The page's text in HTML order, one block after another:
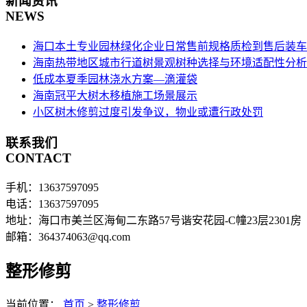
NEWS
海口本土专业园林绿化企业日常售前规格质检到售后装
海南热带地区城市行道树景观树种选择与环境适配性分析
低成本夏季园林浇水方案—滴灌袋
海南冠平大树木移植施工场景展示
小区树木修剪过度引发争议，物业或遭行政处罚
联系我们
CONTACT
手机：13637597095
电话：13637597095
地址：海口市美兰区海甸二东路57号谐安花园-C幢23层2301房
邮箱：364374063@qq.com
整形修剪